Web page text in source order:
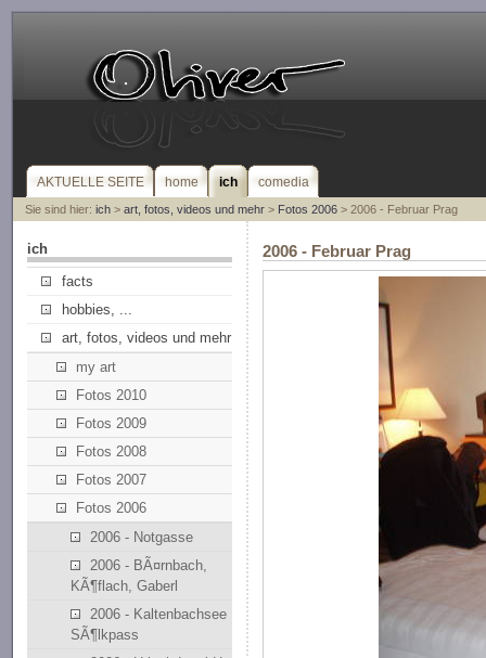
AKTUELLE SEITE home ich comedia
Sie sind hier: ich> art, fotos, videos und mehr> Fotos 2006> 2006 - Februar Prag
ich
facts
hobbies, ...
art, fotos, videos und mehr
my art
Fotos 2010
Fotos 2009
Fotos 2008
Fotos 2007
Fotos 2006
2006 - Notgasse
2006 - BÃ¤rnbach,
KÃ¶flach, Gaberl
2006 - Kaltenbachsee
SÃ¶lkpass
2006 - Februar Prag